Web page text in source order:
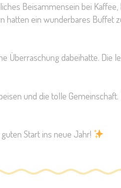
Beisammensein bei
hatten ein wunderbares Buffet
Überraschung dabeihatte. Die
und die tolle
Start ins neue Jahr!